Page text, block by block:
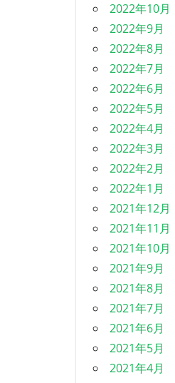
2022年10月
2022年9月
2022年8月
2022年7月
2022年6月
2022年5月
2022年4月
2022年3月
2022年2月
2022年1月
2021年12月
2021年11月
2021年10月
2021年9月
2021年8月
2021年7月
2021年6月
2021年5月
2021年4月